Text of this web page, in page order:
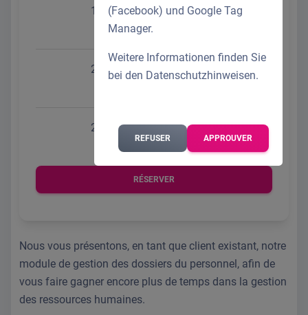
14.09.2026 • 14:00 - 15:00
23.09.2026 • 10:00 - 11:00
29.09.2026 • 13:00 - 14:00
RÉSERVER
Nous vous présentons, en tant que client existant, notre
module de gestion des dossiers du personnel, afin de
vous faire gagner encore plus de temps dans la gestion
des ressources humaines.
(Facebook) und Google Tag
Manager.
Weitere Informationen finden Sie
bei den Datenschutzhinweisen.
REFUSER APPROUVER